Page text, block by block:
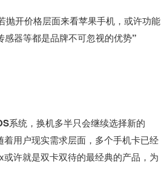
抛开价格层面来看苹果手机，或许功能
器等都是品牌不可忽视的优势”
系统，换机多半只会继续选择新的
着用户现实需求层面，多个手机卡已经
许就是双卡双待的最经典的产品，为